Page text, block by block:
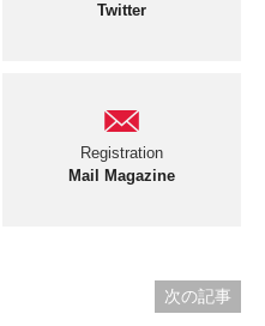
Twitter
Registration
Mail Magazine
次の記事